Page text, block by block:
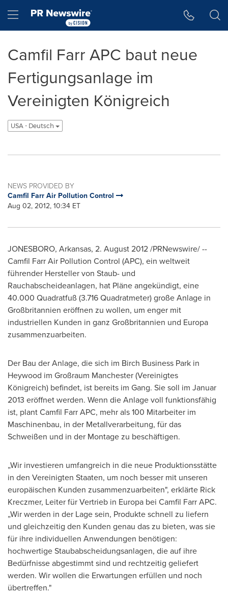
Hamburger menu
Camfil Farr APC baut neue
Fertigungsanlage im
Vereinigten Königreich
USA - Deutsch
NEWS PROVIDED BY
Camfil Farr Air Pollution Control
Aug 02, 2012, 10:34 ET
JONESBORO, Arkansas, 2. August 2012/PRNewswire/ --
Camfil Farr Air Pollution Control (APC), ein weltweit
führender Hersteller von Staub- und
Rauchabscheideanlagen, hat Pläne angekündigt, eine
40.000 Quadratfuß (3.716 Quadratmeter) große Anlage in
Großbritannien eröffnen zu wollen, um enger mit
industriellen Kunden in ganz Großbritannien und Europa
zusammenzuarbeiten.
Der Bau der Anlage, die sich im Birch Business Park in
Heywood im Großraum Manchester (Vereinigtes
Königreich) befindet, ist bereits im Gang. Sie soll im Januar
2013 eröffnet werden. Wenn die Anlage voll funktionsfähig
ist, plant Camfil Farr APC, mehr als 100 Mitarbeiter im
Maschinenbau, in der Metallverarbeitung, für das
Schweißen und in der Montage zu beschäftigen.
„Wir investieren umfangreich in die neue Produktionsstätte
in den Vereinigten Staaten, um noch besser mit unseren
europäischen Kunden zusammenzuarbeiten", erklärte Rick
Kreczmer, Leiter für Vertrieb in Europa bei Camfil Farr APC.
„Wir werden in der Lagesein, Produkte schnell zu liefern
und gleichzeitig den Kunden genau das zu bieten, was sie
für ihre individuellen Anwendungen benötigen:
hochwertige Staubabscheidungsanlagen, die auf ihre
Bedürfnisse abgestimmt sind und rechtzeitig geliefert
werden. Wir wollen die Erwartungen erfüllen und noch
übertreffen."